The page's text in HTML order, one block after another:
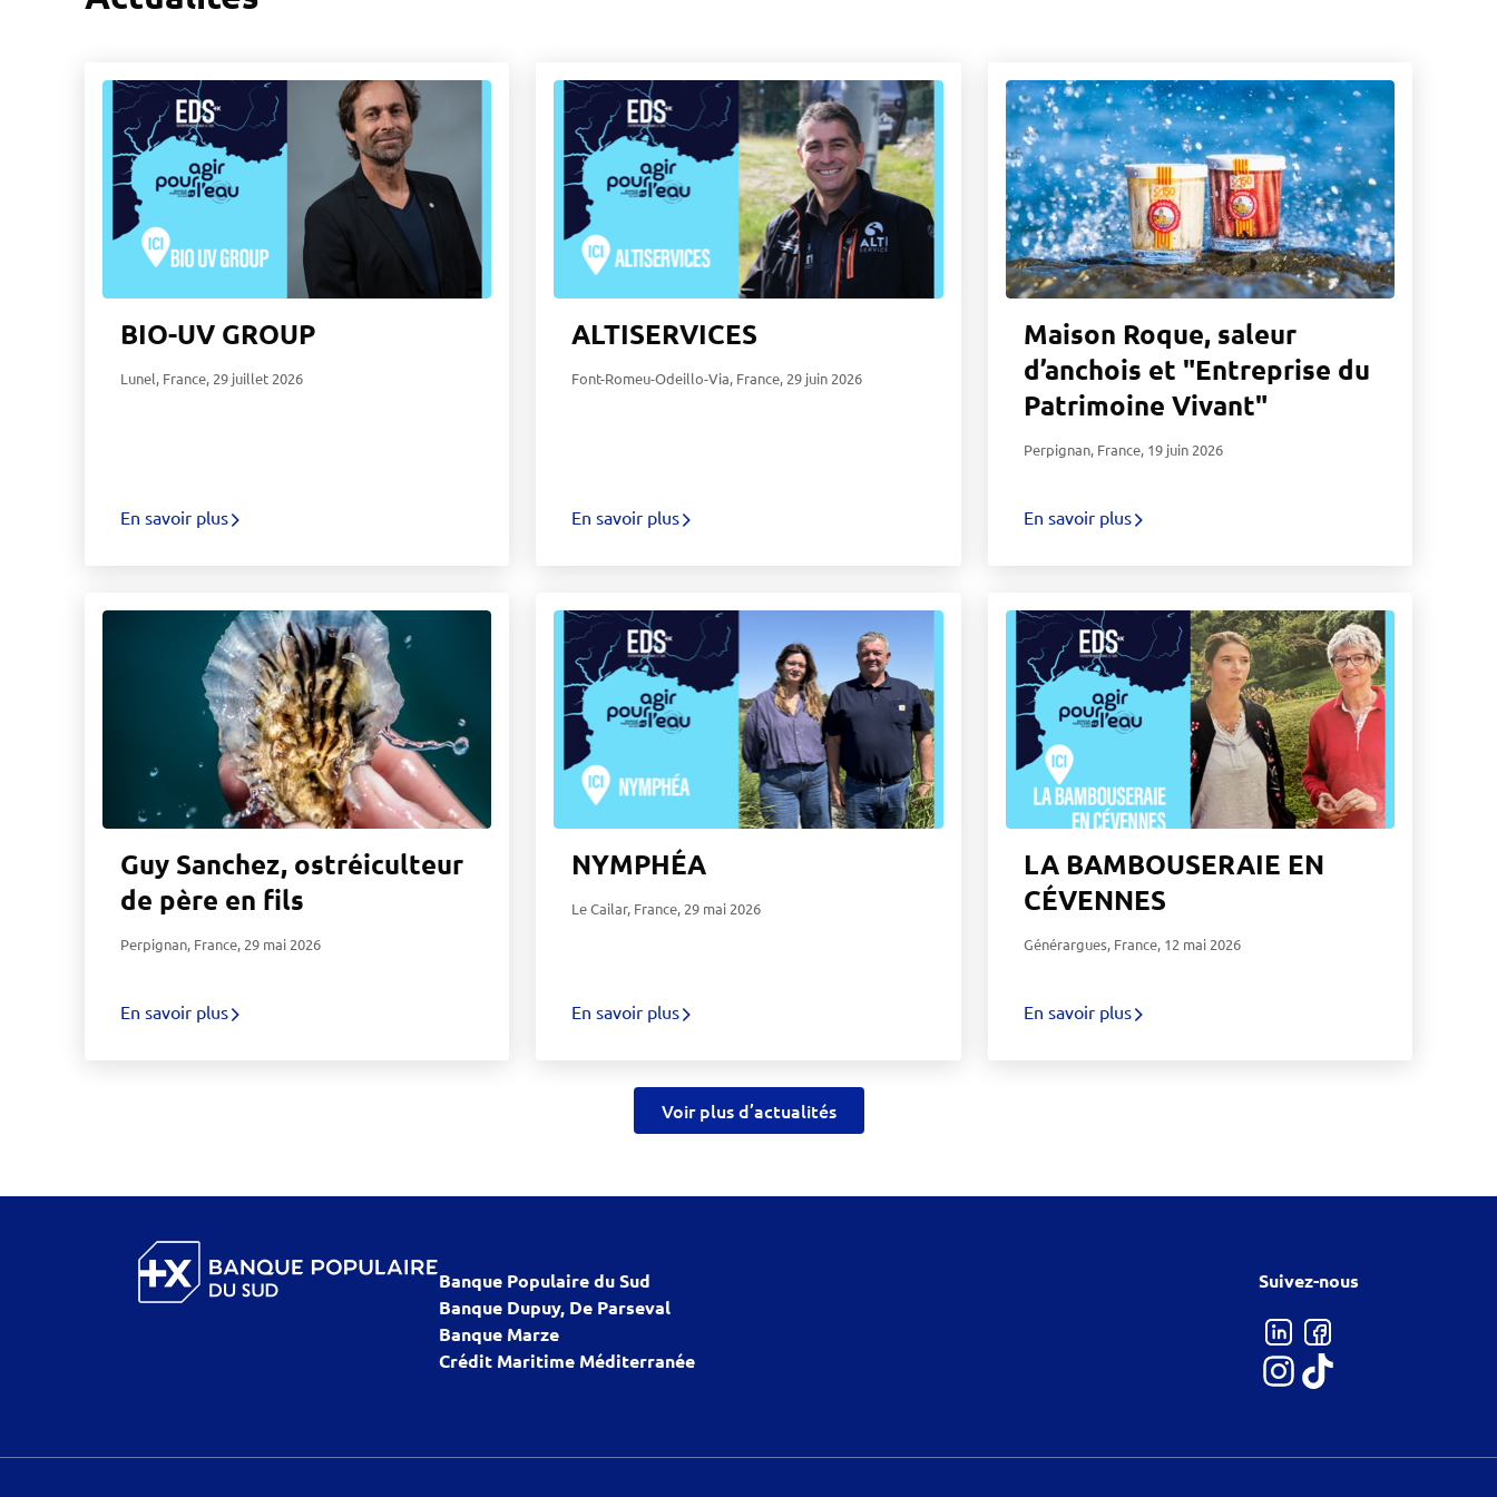
BIO-UV GROUP
Lunel, France, 29 juillet 2026
En savoir plus
ALTISERVICES
Font-Romeu-Odeillo-Via, France, 29 juin 2026
En savoir plus
Maison Roque, saleur
d’anchois et "Entreprise du
Patrimoine Vivant"
Perpignan, France, 19 juin 2026
En savoir plus
Guy Sanchez, ostréiculteur
de père en fils
Perpignan, France, 29 mai 2026
En savoir plus
NYMPHÉA
Le Cailar, France, 29 mai 2026
En savoir plus
LA BAMBOUSERAIE EN
CÉVENNES
Générargues, France, 12 mai 2026
En savoir plus
Voir plus d’actualités
Banque Populaire du Sud
Banque Dupuy, De Parseval
Banque Marze
Crédit Maritime Méditerranée
Suivez-nous